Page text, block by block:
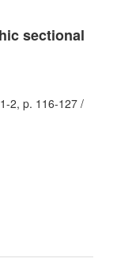
sectional
2, p. 116-127 /